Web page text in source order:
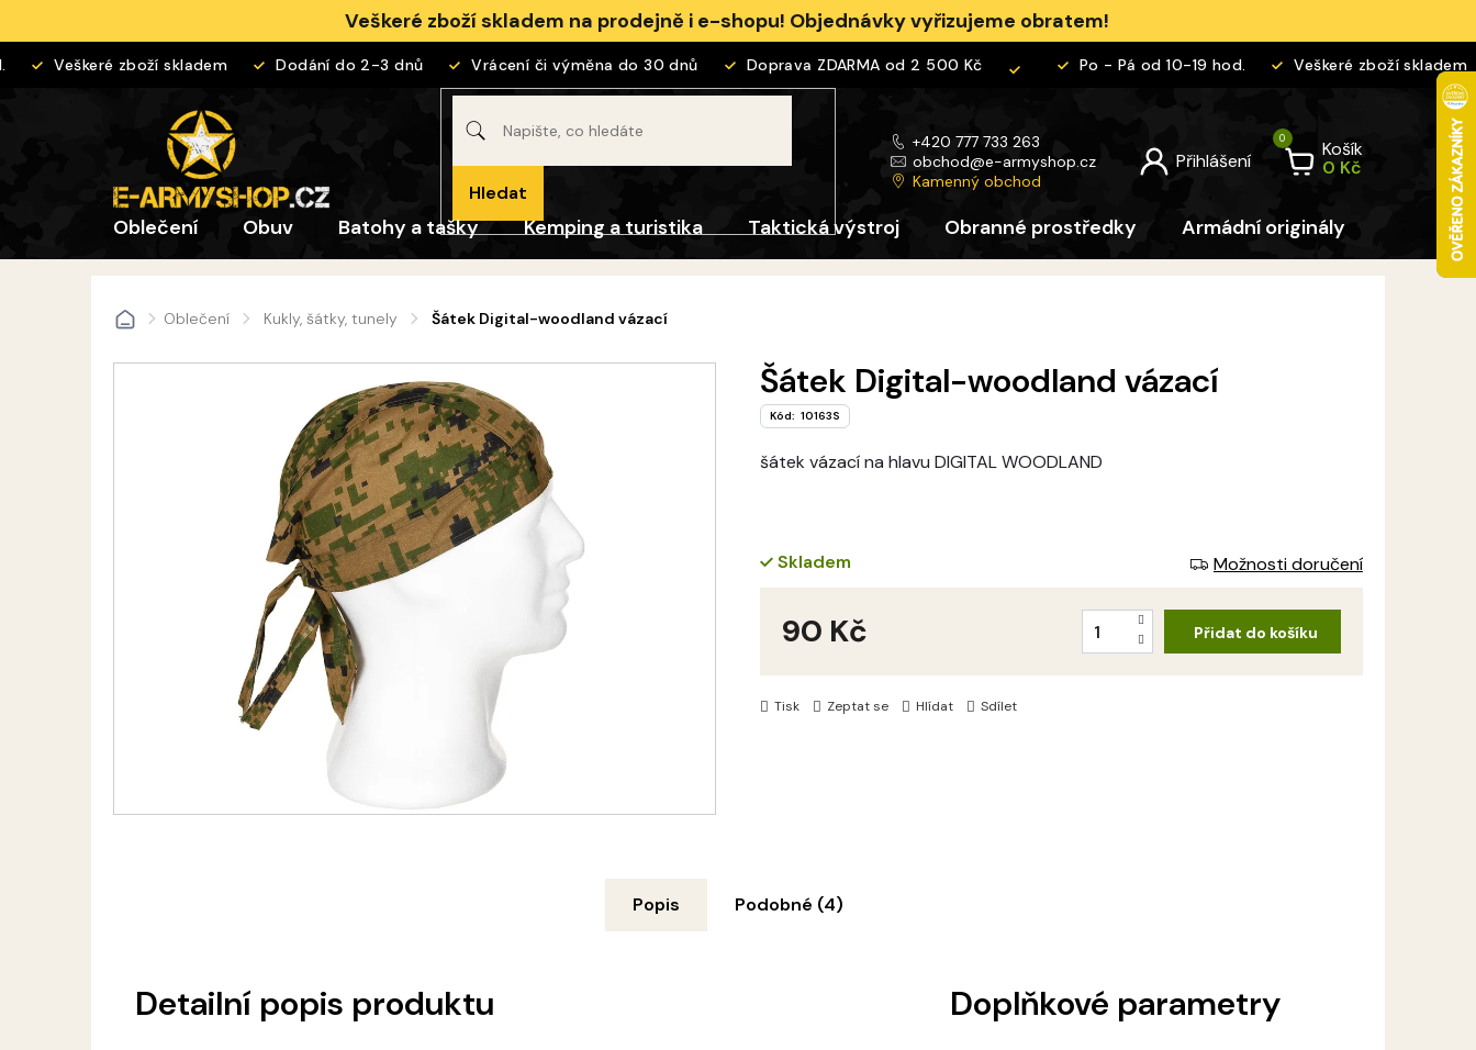
obsah
Veškeré zboží skladem na prodejně i e-shopu! Objednávky vyřizujeme obratem!
Veškeré zboží skladem Dodání do 2-3 dnů Vrácení či výměna do 30 dnů Doprava ZDARMA od 2 500 Kč Po - Pá od 10-19 hod. Veškeré zboží skladem
Hledat
+420 777 733 263
obchod@e-armyshop.cz
Kamenný obchod
Košík
Oblečení Obuv Batohy a tašky Kemping a turistika Taktická výstroj Obranné prostředky Armádní originály Pro děti
DomůOblečení Kukly, šátky, tunely Šátek Digital-woodland vázací
šátek vázací na hlavu DIGITAL WOODLAND
Tisk Zeptat se Hlídat Sdílet
Šátek Digital-woodland vázací
Kód: 10163S
Skladem Možnosti doručení
90 Kč Přidat do košíku
Popis Podobné (4)
Detailní popis produktu Doplňkové parametry